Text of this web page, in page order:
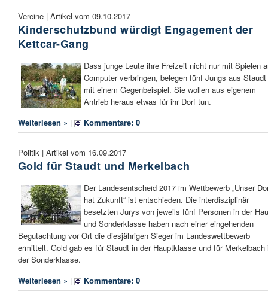
Vereine | Artikel vom 09.10.2017
Kinderschutzbund würdigt Engagement der
Kettcar-Gang
Dass junge Leute ihre Freizeit nicht nur mit Spielen
Computer verbringen, belegen fünf Jungs aus Staudt
mit einem Gegenbeispiel. Sie wollen aus eigenem
Antrieb heraus etwas für ihr Dorf tun.
Weiterlesen » | Kommentare: 0
Politik | Artikel vom 16.09.2017
Gold für Staudt und Merkelbach
Der Landesentscheid 2017 im Wettbewerb „Unser
hat Zukunft“ ist entschieden. Die interdisziplinär
besetzten Jurys von jeweils fünf Personen in der
und Sonderklasse haben nach einer eingehenden
Begutachtung vor Ort die diesjährigen Sieger im Landeswettbewerb
ermittelt. Gold gab es für Staudt in der Hauptklasse und für Merkelbach
der Sonderklasse.
Weiterlesen » | Kommentare: 0